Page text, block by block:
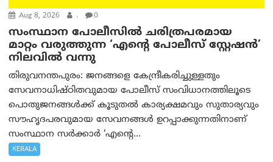
Aug 8, 2026 . 0
സംസ്ഥാന പോലീസിൽ ചരിത്രപരമായ
മാറ്റം വരുത്തുന്ന ‘എന്റെ പോലീസ് സ്റ്റേഷൻ’
നിലവില്‍ വന്നു
തിരുവനന്തപുരം: ജനങ്ങളെ കേന്ദ്രീകരിച്ചുള്ളതും
സേവനാധിഷ്ഠിതവുമായ പോലീസ് സംവിധാനത്തിലൂടെ
പൊതുജനങ്ങൾക്ക് കൂടുതൽ കാര്യക്ഷമവും സുതാര്യവും
സൗഹൃദപരവുമായ സേവനങ്ങൾ ഉറപ്പാക്കുന്നതിനാണ്
സംസ്ഥാന സർക്കാർ ‘എന്റെ...
KERALA